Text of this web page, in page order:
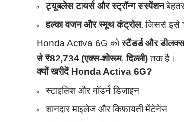
ट्यूबलेस टायर्स और स्ट्रॉन्ग सस्पेंशन
हल्का वजन और स्मूथ कंट्रोल, जिससे इसे
Honda Activa 6G कोस्टैंडर्ड और डीलक्स
से ₹82,734 (एक्स-शोरूम, दिल्ली)तक है।
क्यों खरीदें Honda Activa 6G?
स्टाइलिश और मॉडर्न डिजाइन
शानदार माइलेज और किफायती मेंटेनेंस